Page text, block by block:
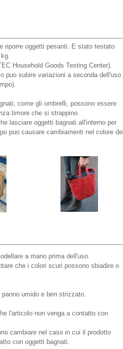
riporre oggetti pesanti. E stato testato
Household Goods Testing Center).
puo subire variazioni a seconda dell'uso
come gli ombrelli, possono essere
timore che si strappino.
lasciare oggetti bagnati all'interno per
puo causare cambiamenti nel colore del
a mano prima dell'uso.
che i colori scuri possono sbiadire o
umido e ben strizzato.
l'articolo non venga a contatto con
cambiare nel caso in cui il prodotto
con oggetti bagnati.